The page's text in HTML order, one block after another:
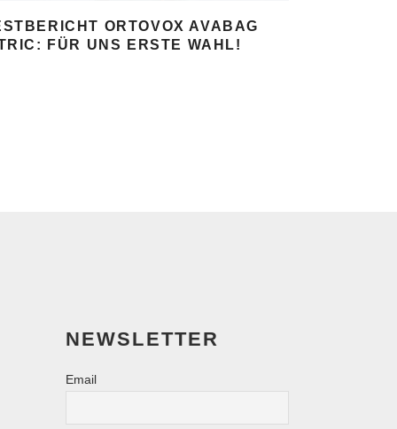
ORTOVOX AVABAG
FÜR UNS ERSTE WAHL!
NEWSLETTER
Email